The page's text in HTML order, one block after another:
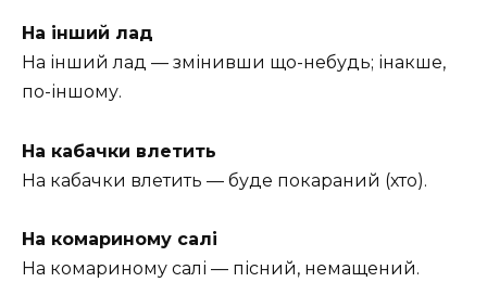
На інший лад
На інший лад — змінивши що-небудь; інакше,
по-іншому.
На кабачки влетить
На кабачки влетить — буде покараний (хто).
На комариному салі
На комариному салі — пісний, немащений.